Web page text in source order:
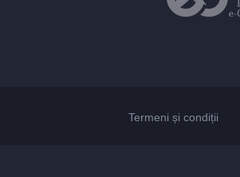
Termeni și condiții